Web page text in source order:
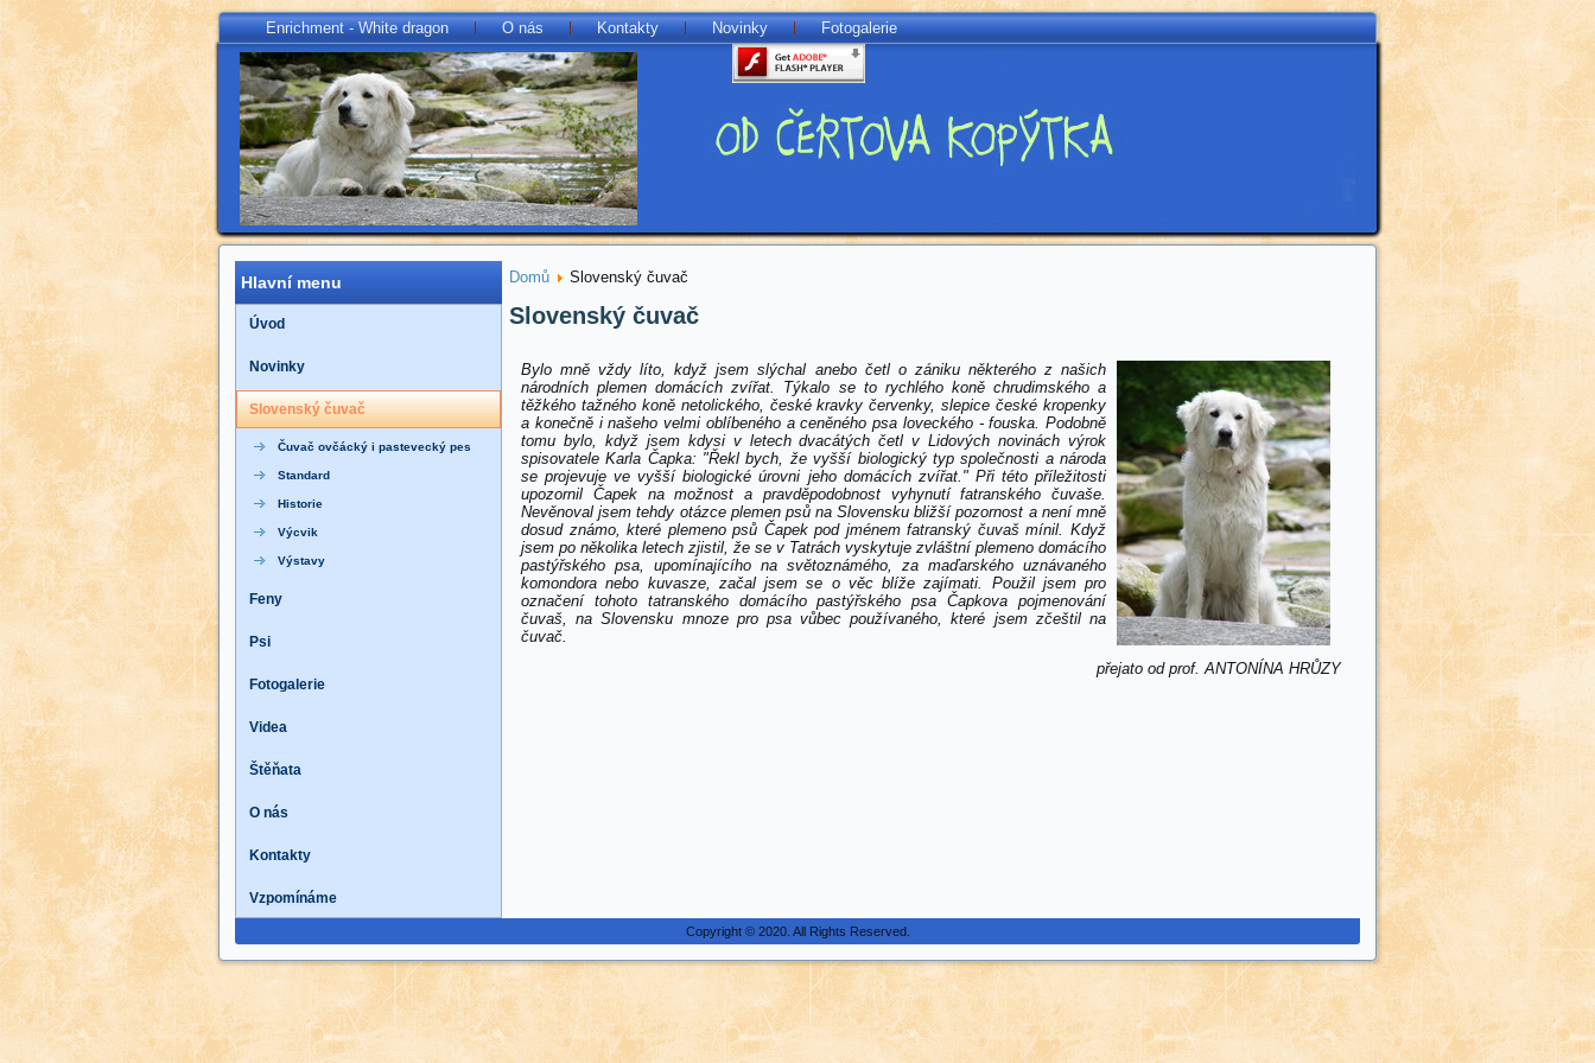
Enrichment - White dragon O nás Kontakty Novinky Fotogalerie
Hlavní menu
Úvod
Novinky
Slovenský čuvač
Čuvač ovčácký i pastevecký pes
Standard
Historie
Výcvik
Výstavy
Feny
Psi
Fotogalerie
Videa
Štěňata
O nás
Kontakty
Vzpomínáme
Domů Slovenský čuvač
Slovenský čuvač
Bylo mně vždy líto, když jsem slýchal anebo četl o zániku některého z našich
národních plemen domácích zvířat. Týkalo se to rychlého koně chrudimského a
těžkého tažného koně netolického, české kravky červenky, slepice české kropenky
a konečně i našeho velmi oblíbeného a ceněného psa loveckého - fouska. Podobně
tomu bylo, když jsem kdysi v letech dvacátých četl v Lidových novinách výrok
spisovatele Karla Čapka: "Řekl bych, že vyšší biologický typ společnosti a národa
se projevuje ve vyšší biologické úrovni jeho domácích zvířat." Při této příležitosti
upozornil Čapek na možnost a pravděpodobnost vyhynutí fatranského čuvaše.
Nevěnoval jsem tehdy otázce plemen psů na Slovensku bližší pozornost a není mně
dosud známo, které plemeno psů Čapek pod jménem fatranský čuvaš mínil. Když
jsem po několika letech zjistil, že se v Tatrách vyskytuje zvláštní plemeno domácího
pastýřského psa, upomínajícího na světoznámého, za maďarského uznávaného
komondora nebo kuvasze, začal jsem se o věc blíže zajímati. Použil jsem pro
označení tohoto tatranského domácího pastýřského psa Čapkova pojmenování
čuvaš, na Slovensku mnoze pro psa vůbec používaného, které jsem zčeštil na
čuvač.
přejato od prof. ANTONÍNA HRŮZY
Copyright © 2020. All Rights Reserved.